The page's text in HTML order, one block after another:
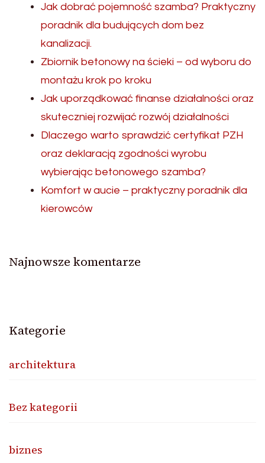
Jak dobrać pojemność szamba? Praktyczny
poradnik dla budujących dom bez
kanalizacji.
Zbiornik betonowy na ścieki – od wyboru do
montażu krok po kroku
Jak uporządkować finanse działalności oraz
skuteczniej rozwijać rozwój działalności
Dlaczego warto sprawdzić certyfikat PZH
oraz deklaracją zgodności wyrobu
wybierając betonowego szamba?
Komfort w aucie – praktyczny poradnik dla
kierowców
Najnowsze komentarze
Kategorie
architektura
Bez kategorii
biznes